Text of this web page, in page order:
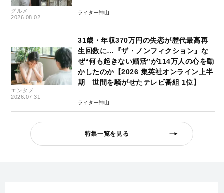
グルメ
2026.08.02
ライター神山
エンタメ
2026.07.31
31歳・年収370万円の失恋が歴代最高再
生回数に…『ザ・ノンフィクション』な
ぜ“何も起きない婚活”が114万人の心を動
かしたのか【2026 集英社オンライン上半
期 世間を騒がせたテレビ番組 1位】
ライター神山
特集一覧を見る